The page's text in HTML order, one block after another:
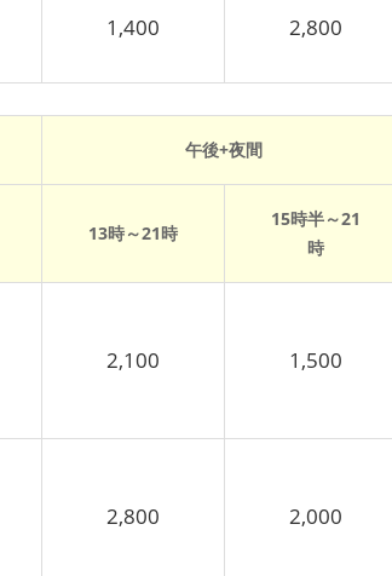
1,400 2,800
午後+夜間
13時～21時
15時半～21
時
2,100 1,500
2,800 2,000